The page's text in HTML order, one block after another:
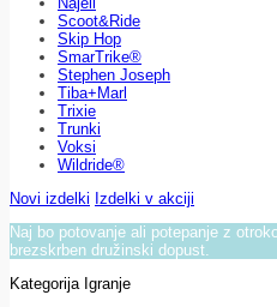
Scoot&Ride
Skip Hop
SmarTrike®
Stephen Joseph
Tiba+Marl
Trixie
Trunki
Voksi
Wildride®
Novi izdelki Izdelki v akciji
Naj bo potovanje ali potepanje z
brezskrben družinski dopust.
Kategorija Igranje